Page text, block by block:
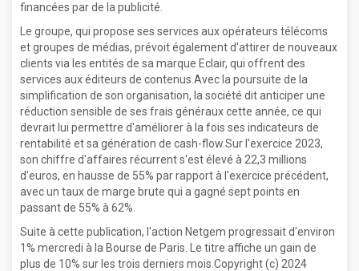
financées par de la publicité.
Le groupe, qui propose ses services aux opérateurs télécoms
et groupes de médias, prévoit également d'attirer de nouveaux
clients via les entités de sa marque Eclair, qui offrent des
services aux éditeurs de contenus.Avec la poursuite de la
simplification de son organisation, la société dit anticiper une
réduction sensible de ses frais généraux cette année, ce qui
devrait lui permettre d'améliorer à la fois ses indicateurs de
rentabilité et sa génération de cash-flow.Sur l'exercice 2023,
son chiffre d'affaires récurrent s'est élevé à 22,3 millions
d'euros, en hausse de 55% par rapport à l'exercice précédent,
avec un taux de marge brute qui a gagné sept points en
passant de 55% à 62%.
Suite à cette publication, l'action Netgem progressait d'environ
1% mercredi à la Bourse de Paris. Le titre affiche un gain de
plus de 10% sur les trois derniers mois.Copyright (c) 2024